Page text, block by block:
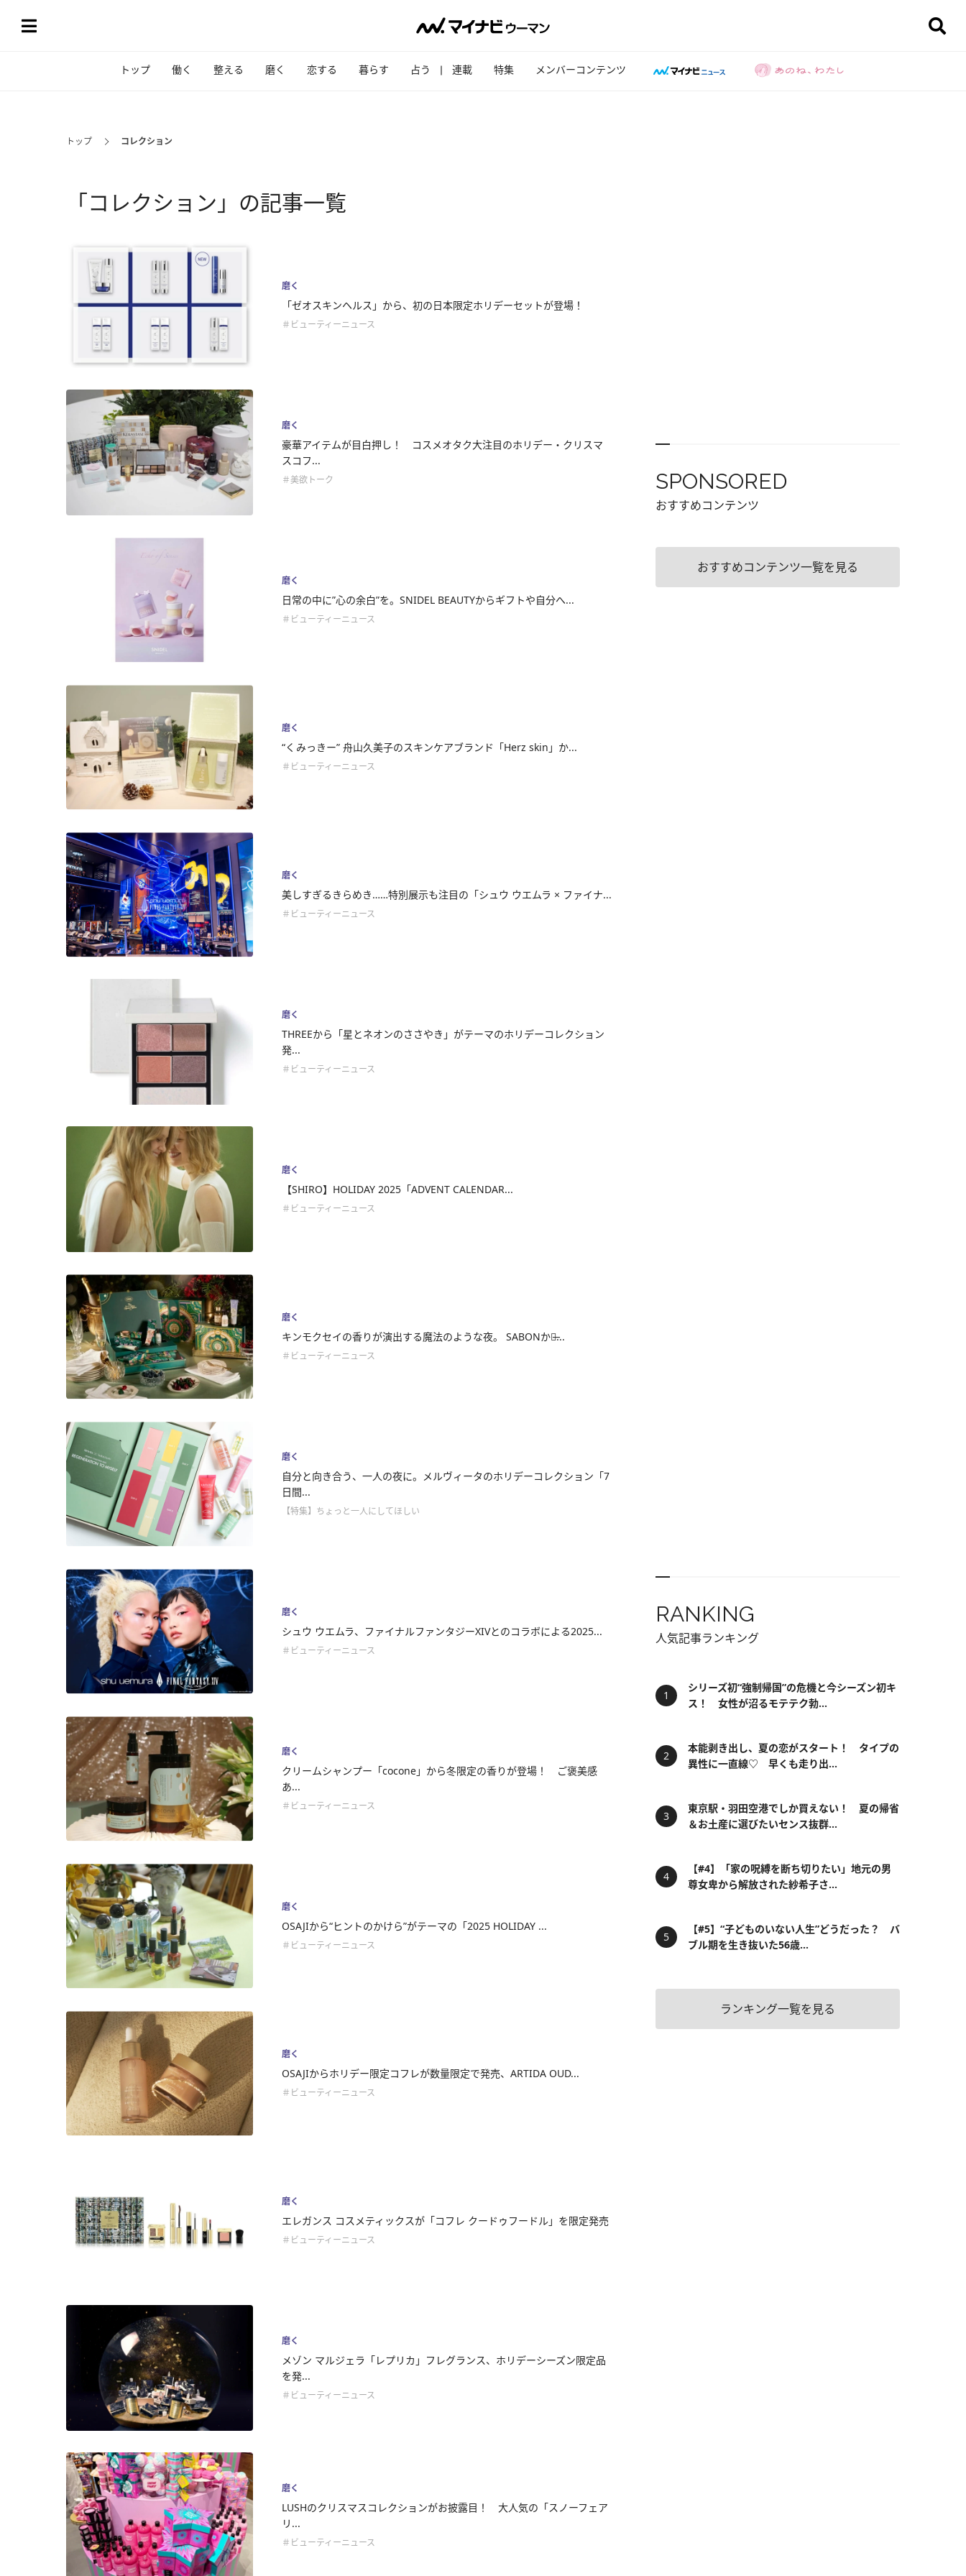
トップ 働く 整える 磨く 恋する 暮らす 占う 連載 特集 メンバーコンテンツ
トップ コレクション
「コレクション」の記事一覧
磨く
「ゼオスキンヘルス」から、初の日本限定ホリデーセットが登場！
＃ビューティーニュース
磨く
豪華アイテムが目白押し！ コスメオタク大注目のホリデー・クリスマ
スコフ...
＃美欲トーク
磨く
日常の中に”心の余白”を。SNIDEL BEAUTYからギフトや自分へ...
＃ビューティーニュース
磨く
“くみっきー” 舟山久美子のスキンケアブランド「Herz skin」か...
＃ビューティーニュース
磨く
美しすぎるきらめき……特別展示も注目の「シュウ ウエムラ × ファイナ...
＃ビューティーニュース
磨く
THREEから「星とネオンのささやき」がテーマのホリデーコレクション
発...
＃ビューティーニュース
磨く
【SHIRO】HOLIDAY 2025「ADVENT CALENDAR...
＃ビューティーニュース
磨く
キンモクセイの香りが演出する魔法のような夜。 SABONから̶...
＃ビューティーニュース
磨く
自分と向き合う、一人の夜に。メルヴィータのホリデーコレクション「7
日間...
【特集】ちょっと一人にしてほしい
磨く
シュウ ウエムラ、ファイナルファンタジーXIVとのコラボによる2025...
＃ビューティーニュース
磨く
クリームシャンプー「cocone」から冬限定の香りが登場！ ご褒美感
あ...
＃ビューティーニュース
磨く
OSAJIから“ヒントのかけら”がテーマの「2025 HOLIDAY ...
＃ビューティーニュース
磨く
OSAJIからホリデー限定コフレが数量限定で発売、ARTIDA OUD...
＃ビューティーニュース
磨く
エレガンス コスメティックスが「コフレ クードゥフードル」を限定発売
＃ビューティーニュース
磨く
メゾン マルジェラ「レプリカ」フレグランス、ホリデーシーズン限定品
を発...
＃ビューティーニュース
磨く
LUSHのクリスマスコレクションがお披露目！ 大人気の「スノーフェア
リ...
＃ビューティーニュース
SPONSORED
おすすめコンテンツ
おすすめコンテンツ一覧を見る
RANKING
人気記事ランキング
シリーズ初“強制帰国”の危機と今シーズン初キ
ス！ 女性が沼るモテテク勃...
本能剥き出し、夏の恋がスタート！ タイプの
異性に一直線♡ 早くも走り出...
東京駅・羽田空港でしか買えない！ 夏の帰省
＆お土産に選びたいセンス抜群...
【#4】「家の呪縛を断ち切りたい」地元の男
尊女卑から解放された紗希子さ...
【#5】“子どものいない人生”どうだった？ バ
ブル期を生き抜いた56歳...
ランキング一覧を見る